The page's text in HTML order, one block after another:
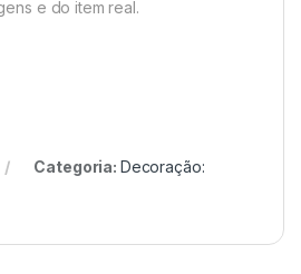
e do item real.
Categoria: Decoração: